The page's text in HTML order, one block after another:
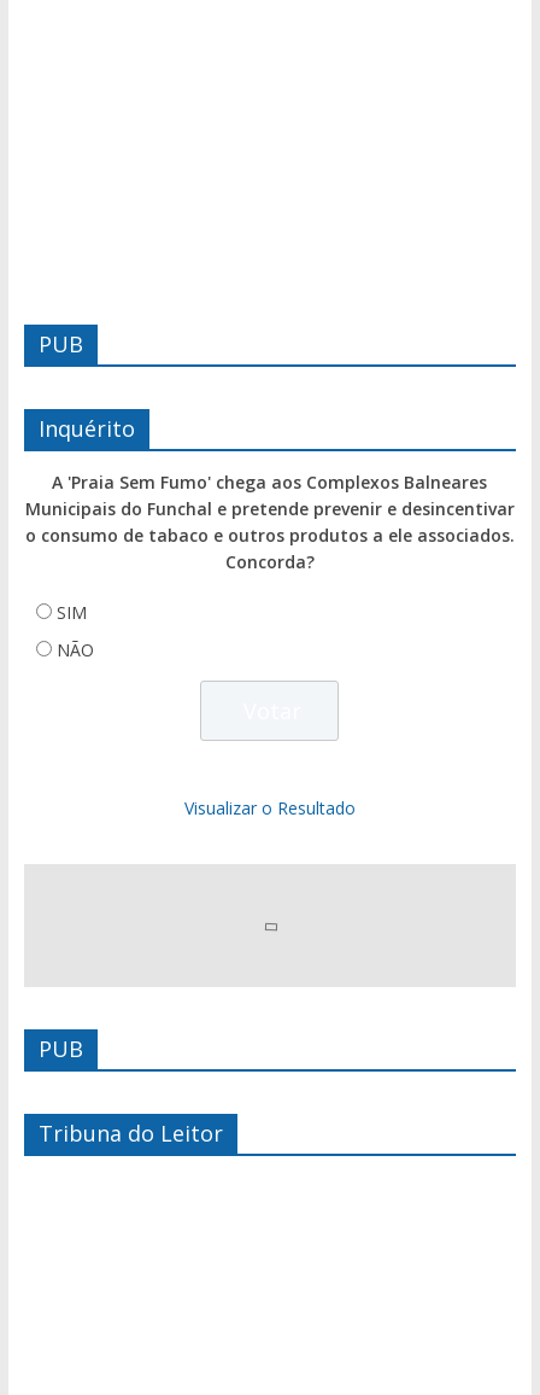
PUB
Inquérito
A 'Praia Sem Fumo' chega aos Complexos Balneares
Municipais do Funchal e pretende prevenir e desincentivar
o consumo de tabaco e outros produtos a ele associados.
Concorda?
SIM
NÃO
Visualizar o Resultado
PUB
Tribuna do Leitor